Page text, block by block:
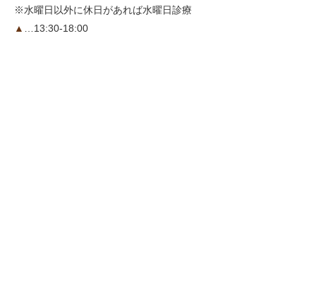
※水曜日以外に休日があれば水曜日診療
▲
…13:30-18:00